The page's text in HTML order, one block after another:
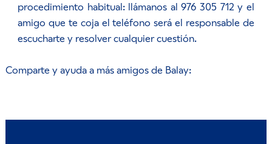
procedimiento habitual: llámanos al 976 305 712 y el
amigo que te coja el teléfono será el responsable de
escucharte y resolver cualquier cuestión.
Comparte y ayuda a más amigos de Balay: